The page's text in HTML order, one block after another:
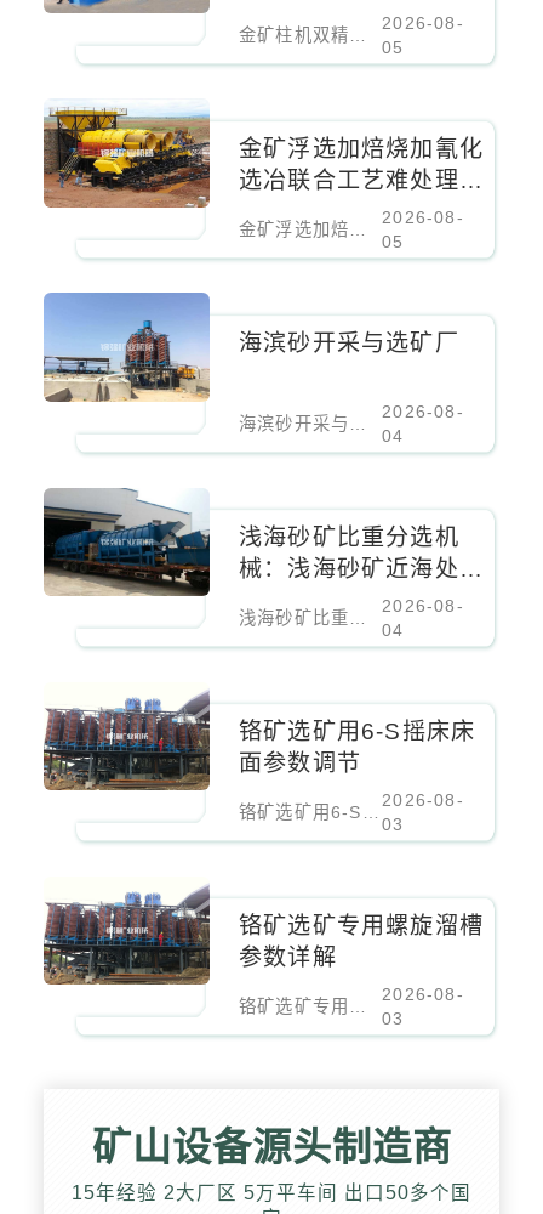
本降低百分之二十
2026-08-
05
金矿浮选加焙烧加氰化
选冶联合工艺难处理金
金矿浮选加焙烧加氰化选冶联合工艺难处理金矿核心设备
2026-08-
05
海滨砂开采与选矿厂
海滨砂开采与选矿厂
2026-08-
04
浅海砂矿比重分选机
械：浅海砂矿近海处理
浅海砂矿比重分选机械：浅海砂矿近海处理设备
2026-08-
04
铬矿选矿用6-S摇床床
面参数调节
铬矿选矿用6-S摇床床面参数调节
2026-08-
03
铬矿选矿专用螺旋溜槽
参数详解
铬矿选矿专用螺旋溜槽参数详解
2026-08-
03
矿山设备源头制造商
15年经验 2大厂区 5万平车间 出口50多个国